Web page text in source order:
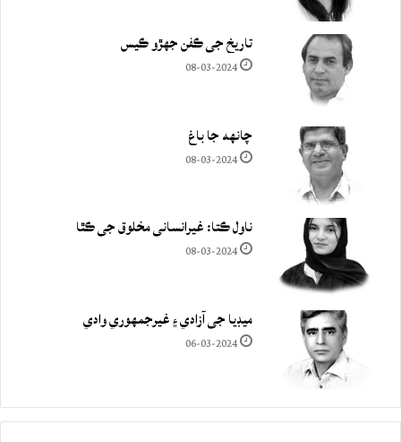
تاريخ جي ڪفن جھڙو ڪيس
08-03-2024
چانهه جا باغ
08-03-2024
ناول ڪتا: غيرانساني مخلوق جي ڪٿا
08-03-2024
ميڊيا جي آزادي ۽ غيرجمھوري وادي
06-03-2024